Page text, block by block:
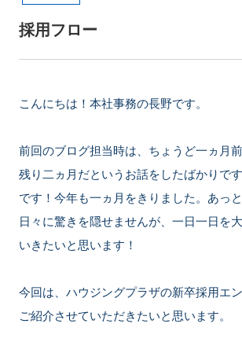
採用フロー
こんにちは！本社事務の長野です。
前回のブログ担当時は、ちょうど一ヵ月
残り二ヵ月だというお話をしたばかりで
です！今年も一ヵ月をきりました。あっ
日々に驚きを隠せませんが、一日一日を
いきたいと思います！
今回は、ハウジングプラザの新卒採用エ
ご紹介させていただきたいと思います。